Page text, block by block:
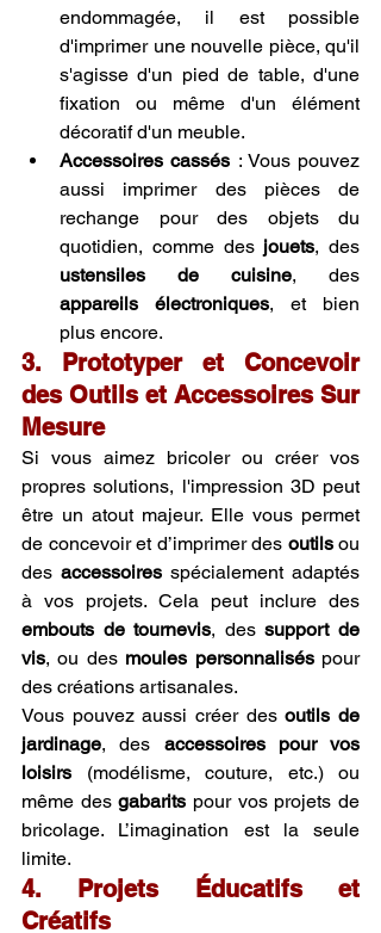
endommagée, il est possible
d'imprimer une nouvelle pièce, qu'il
s'agisse d'un pied de table, d'une
fixation ou même d'un élément
décoratif d'un meuble.
Accessoires cassés : Vous pouvez
aussi imprimer des pièces de
rechange pour des objets du
quotidien, comme des jouets
ustensiles de cuisine
appareils électroniques, et bien
plus encore.
3. Prototyper et Concevoir
des Outils et Accessoires Sur
Mesure
Si vous aimez bricoler ou créer vos
propres solutions, l'impression 3D peut
être un atout majeur. Elle vous permet
de concevoir et d’imprimer des outils ou
des accessoires spécialement adaptés
embouts de tournevis, des support de
vis, ou des moules personnalisés pour
des créations artisanales.
Vous pouvez aussi créer des outils de
jardinage, des accessoires pour vos
loisirs (modélisme, couture, etc.) ou
même des gabarits pour vos projets de
bricolage. L’imagination est la seule
limite.
4. Projets Éducatifs et
Créatifs